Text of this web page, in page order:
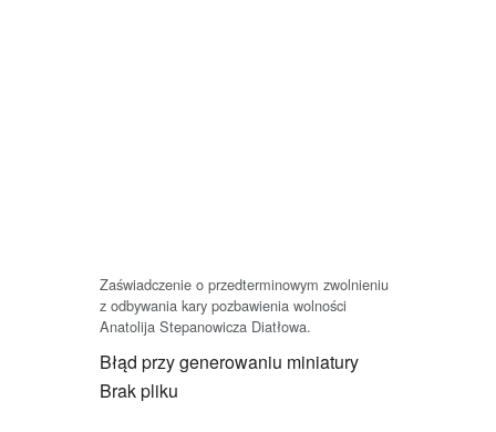
Zaświadczenie o przedterminowym zwolnieniu
z odbywania kary pozbawienia wolności
Anatolija Stepanowicza Diatłowa.
Błąd przy generowaniu miniatury
Brak pliku